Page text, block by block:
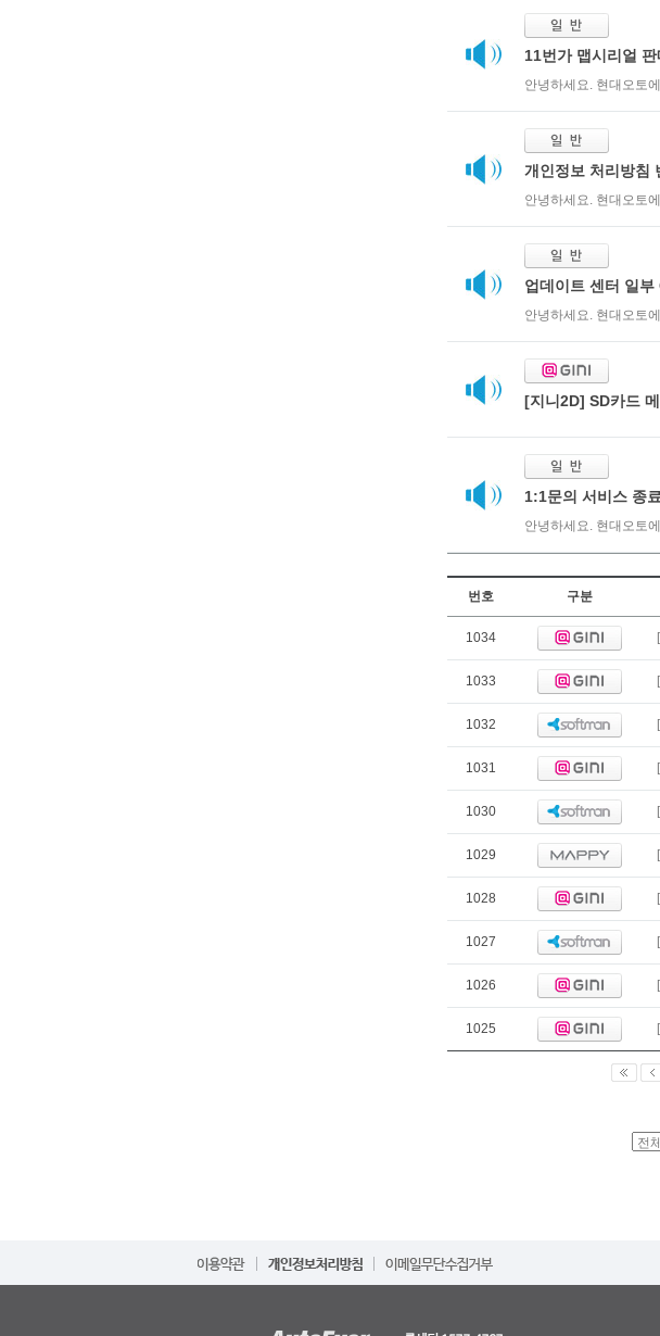
11번가 맵시리얼
안녕하세요. 현대오토
개인정보 처리방침
안녕하세요. 현대오토
업데이트 센터 일부
안녕하세요. 현대오토
[지니2D] SD카드
1:1문의 서비스 종
안녕하세요. 현대오토
번호 구분
1034
1033
1032
1031
1030
1029
1028
1027
1026
1025